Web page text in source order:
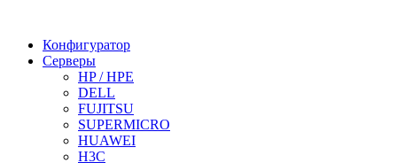
Конфигуратор
Серверы
HP / HPE
DELL
FUJITSU
SUPERMICRO
HUAWEI
H3C